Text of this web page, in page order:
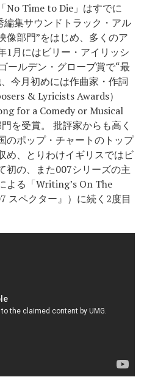
No Time to Die」はすでに
集サウンドトラック・アル
像部門”をはじめ、多くのア
1月にはビリー・アイリッシ
ールデン・グローブ賞で“最
今月初めには作曲家・作詞
& Lyricists Awards）
for a Comedy or Musical
を受賞。 批評家からも高く
のポップ・チャートのトップ
め、とりわけイギリスではビ
初の、また007シリーズの主
よる「Writing’s On The
スペクター』）に続く2度目